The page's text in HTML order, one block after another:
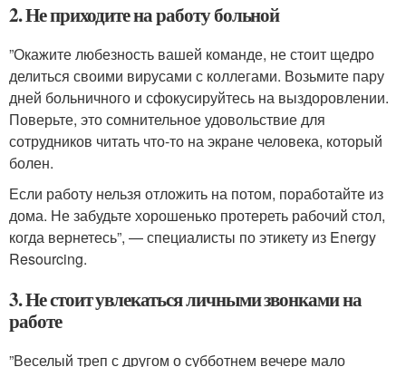
2. Не приходите на работу больной
”Окажите любезность вашей команде, не стоит щедро
делиться своими вирусами с коллегами. Возьмите пару
дней больничного и сфокусируйтесь на выздоровлении.
Поверьте, это сомнительное удовольствие для
сотрудников читать что-то на экране человека, который
болен.
Если работу нельзя отложить на потом, поработайте из
дома. Не забудьте хорошенько протереть рабочий стол,
когда вернетесь”, — специалисты по этикету из Energy
Resourcing.
3. Не стоит увлекаться личными звонками на
работе
”Веселый треп с другом о субботнем вечере мало